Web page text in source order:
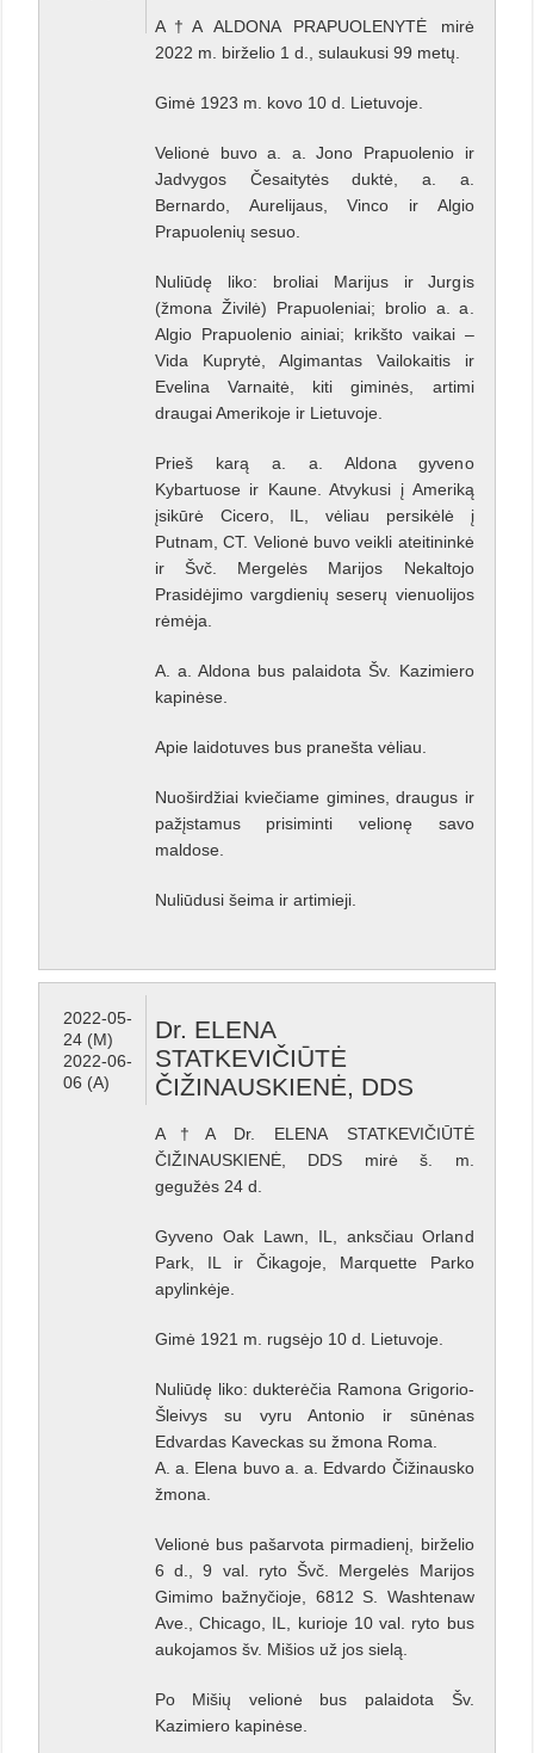
A†A ALDONA PRAPUOLENYTĖ mirė
2022 m. birželio 1 d., sulaukusi 99 metų.
Gimė 1923 m. kovo 10 d. Lietuvoje.
Velionė buvo a. a. Jono Prapuolenio ir
Jadvygos Česaitytės duktė, a. a.
Bernardo, Aurelijaus, Vinco ir Algio
Prapuolenių sesuo.
Nuliūdę liko: broliai Marijus ir Jurgis
(žmona Živilė) Prapuoleniai; brolio a. a.
Algio Prapuolenio ainiai; krikšto vaikai –
Vida Kuprytė, Algimantas Vailokaitis ir
Evelina Varnaitė, kiti giminės, artimi
draugai Amerikoje ir Lietuvoje.
Prieš karą a. a. Aldona gyveno
Kybartuose ir Kaune. Atvykusi į Ameriką
įsikūrė Cicero, IL, vėliau persikėlė į
Putnam, CT. Velionė buvo veikli ateitininkė
ir Švč. Mergelės Marijos Nekaltojo
Prasidėjimo vargdienių seserų vienuolijos
rėmėja.
A. a. Aldona bus palaidota Šv. Kazimiero
kapinėse.
Apie laidotuves bus pranešta vėliau.
Nuoširdžiai kviečiame gimines, draugus ir
pažįstamus prisiminti velionę savo
maldose.
Nuliūdusi šeima ir artimieji.
2022-05-
24 (M)
2022-06-
06 (A)
Dr. ELENA
STATKEVIČIŪTĖ
ČIŽINAUSKIENĖ, DDS
A†A Dr. ELENA STATKEVIČIŪTĖ
ČIŽINAUSKIENĖ, DDS mirė š. m.
gegužės 24 d.
Gyveno Oak Lawn, IL, anksčiau Orland
Park, IL ir Čikagoje, Marquette Parko
apylinkėje.
Gimė 1921 m. rugsėjo 10 d. Lietuvoje.
Nuliūdę liko: dukterėčia Ramona Grigorio-
Šleivys su vyru Antonio ir sūnėnas
Edvardas Kaveckas su žmona Roma.
A. a. Elena buvo a. a. Edvardo Čižinausko
žmona.
Velionė bus pašarvota pirmadienį, birželio
6 d., 9 val. ryto Švč. Mergelės Marijos
Gimimo bažnyčioje, 6812 S. Washtenaw
Ave., Chicago, IL, kurioje 10 val. ryto bus
aukojamos šv. Mišios už jos sielą.
Po Mišių velionė bus palaidota Šv.
Kazimiero kapinėse.